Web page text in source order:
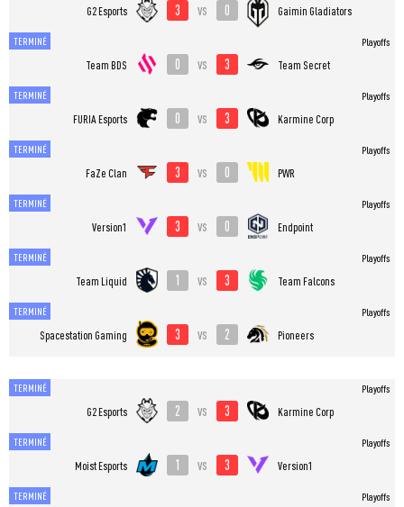
G2 Esports 3 vs 0 Gaimin Gladiators
TERMINÉ
Team BDS 0 vs 3 Team Secret
Playoffs
TERMINÉ
FURIA Esports 0 vs 3 Karmine Corp
Playoffs
TERMINÉ
FaZe Clan 3 vs 0 PWR
Playoffs
TERMINÉ
Version1 3 vs 0 Endpoint
Playoffs
TERMINÉ
Team Liquid 1 vs 3 Team Falcons
Playoffs
TERMINÉ
Spacestation Gaming 3 vs 2 Pioneers
Playoffs
TERMINÉ
G2 Esports 2 vs 3 Karmine Corp
Playoffs
TERMINÉ
Moist Esports 1 vs 3 Version1
Playoffs
TERMINÉ Playoffs